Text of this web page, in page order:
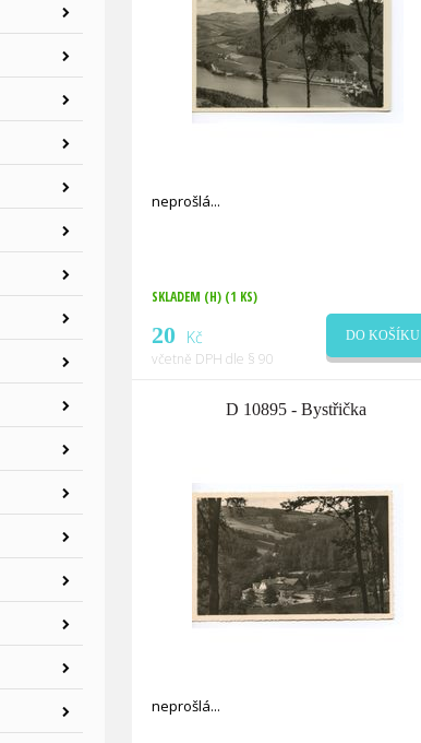
neprošlá
SKLADEM (H) (1 KS)
20 Kč
včetně DPH dle § 90
DO KOŠÍKU
D 10895 - Bystřička
neprošlá